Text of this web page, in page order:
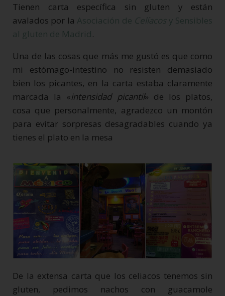
Tienen carta específica sin gluten y están
avalados por la Asociación de Celíacos y Sensibles
al gluten de Madrid.
Una de las cosas que más me gustó es que como
mi estómago-intestino no resisten demasiado
bien los picantes, en la carta estaba claramente
marcada la «intensidad picantil» de los platos,
cosa que personalmente, agradezco un montón
para evitar sorpresas desagradables cuando ya
tienes el plato en la mesa
De la extensa carta que los celiacos tenemos sin
gluten, pedimos nachos con guacamole